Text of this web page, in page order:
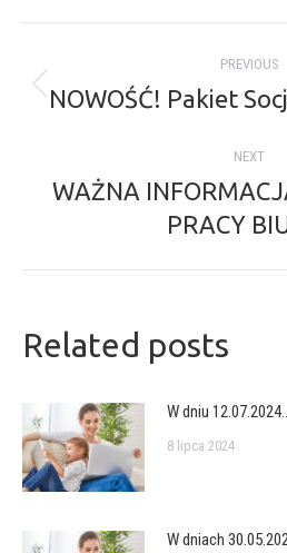
navigation
PREVIOUS
NOWOŚĆ! Pakiet
NEXT
Next
post:
WAŻNA
PRACY
Related posts
W dniu
8 lipca 2024
W dniach